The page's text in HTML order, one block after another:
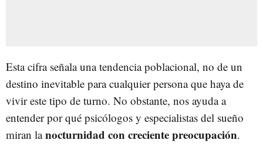
Esta cifra señala una tendencia poblacional, no de un
destino inevitable para cualquier persona que haya de
vivir este tipo de turno. No obstante, nos ayuda a
entender por qué psicólogos y especialistas del sueño
miran lanocturnidad con creciente preocupación.